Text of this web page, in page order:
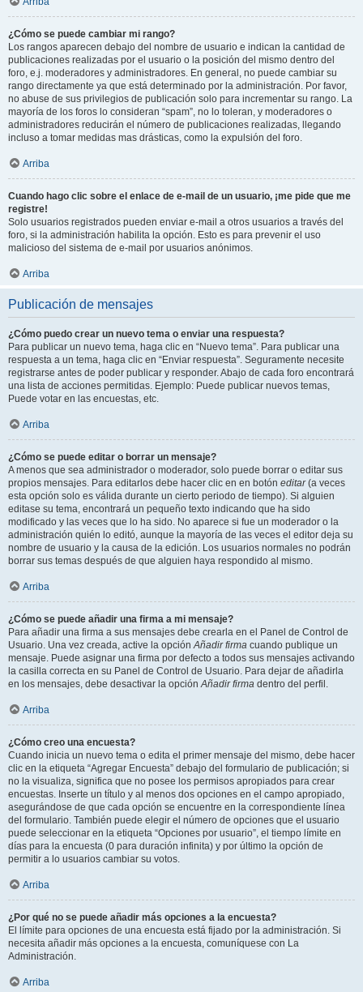
¿Cómo se puede cambiar mi rango?
Los rangos aparecen debajo del nombre de usuario e indican la cantidad de
publicaciones realizadas por el usuario o la posición del mismo dentro del
foro, e.j. moderadores y administradores. En general, no puede cambiar su
rango directamente ya que está determinado por la administración. Por favor,
no abuse de sus privilegios de publicación solo para incrementar su rango. La
mayoría de los foros lo consideran “spam”, no lo toleran, y moderadores o
administradores reducirán el número de publicaciones realizadas, llegando
incluso a tomar medidas mas drásticas, como la expulsión del foro.
Arriba
Cuando hago clic sobre el enlace de e-mail de un usuario, ¡me pide que me
registre!
Solo usuarios registrados pueden enviar e-mail a otros usuarios a través del
foro, si la administración habilita la opción. Esto es para prevenir el uso
malicioso del sistema de e-mail por usuarios anónimos.
Arriba
Publicación de mensajes
¿Cómo puedo crear un nuevo tema o enviar una respuesta?
Para publicar un nuevo tema, haga clic en “Nuevo tema”. Para publicar una
respuesta a un tema, haga clic en “Enviar respuesta”. Seguramente necesite
registrarse antes de poder publicar y responder. Abajo de cada foro encontrará
una lista de acciones permitidas. Ejemplo: Puede publicar nuevos temas,
Puede votar en las encuestas, etc.
Arriba
¿Cómo se puede editar o borrar un mensaje?
A menos que sea administrador o moderador, solo puede borrar o editar sus
propios mensajes. Para editarlos debe hacer clic en en botón editar(a veces
esta opción solo es válida durante un cierto periodo de tiempo). Si alguien
editase su tema, encontrará un pequeño texto indicando que ha sido
modificado y las veces que lo ha sido. No aparece si fue un moderador o la
administración quién lo editó, aunque la mayoría de las veces el editor deja su
nombre de usuario y la causa de la edición. Los usuarios normales no podrán
borrar sus temas después de que alguien haya respondido al mismo.
Arriba
¿Cómo se puede añadir una firma a mi mensaje?
Para añadir una firma a sus mensajes debe crearla en el Panel de Control de
Usuario. Una vez creada, active la opciónAñadir firma cuando publique un
mensaje. Puede asignar una firma por defecto a todos sus mensajes activando
la casilla correcta en su Panel de Control de Usuario. Para dejar de añadirla
en los mensajes, debe desactivar la opciónAñadir firma dentro del perfil.
Arriba
¿Cómo creo una encuesta?
Cuando inicia un nuevo tema o edita el primer mensaje del mismo, debe hacer
clic en la etiqueta “Agregar Encuesta” debajo del formulario de publicación; si
no la visualiza, significa que no posee los permisos apropiados para crear
encuestas. Inserte un título y al menos dos opciones en el campo apropiado,
asegurándose de que cada opción se encuentre en la correspondiente línea
del formulario. También puede elegir el número de opciones que el usuario
puede seleccionar en la etiqueta “Opciones por usuario”, el tiempo límite en
días para la encuesta (0 para duración infinita) y por último la opción de
permitir a lo usuarios cambiar su votos.
Arriba
¿Por qué no se puede añadir más opciones a la encuesta?
El límite para opciones de una encuesta está fijado por la administración. Si
necesita añadir más opciones a la encuesta, comuníquese con La
Administración.
Arriba